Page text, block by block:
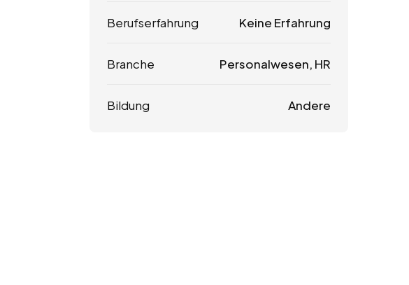
Berufserfahrung Keine Erfahrung
Branche Personalwesen, HR
Bildung Andere